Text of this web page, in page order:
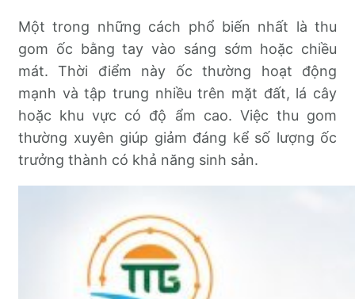
Một trong những cách phổ biến nhất là thu
gom ốc bằng tay vào sáng sớm hoặc chiều
mát. Thời điểm này ốc thường hoạt động
mạnh và tập trung nhiều trên mặt đất, lá cây
hoặc khu vực có độ ẩm cao. Việc thu gom
thường xuyên giúp giảm đáng kể số lượng ốc
trưởng thành có khả năng sinh sản.